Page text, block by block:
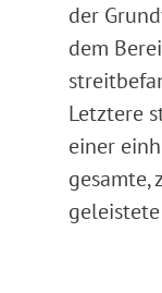
der
dem
Letztere
einer
gesamte,